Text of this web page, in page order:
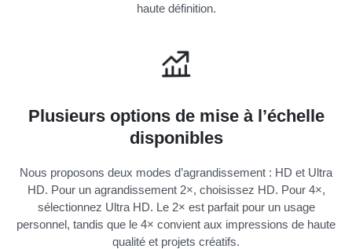
haute définition.
Plusieurs options de mise à l’échelle
disponibles
Nous proposons deux modes d’agrandissement : HD et Ultra
HD. Pour un agrandissement 2×, choisissez HD. Pour 4×,
sélectionnez Ultra HD. Le 2× est parfait pour un usage
personnel, tandis que le 4× convient aux impressions de haute
qualité et projets créatifs.